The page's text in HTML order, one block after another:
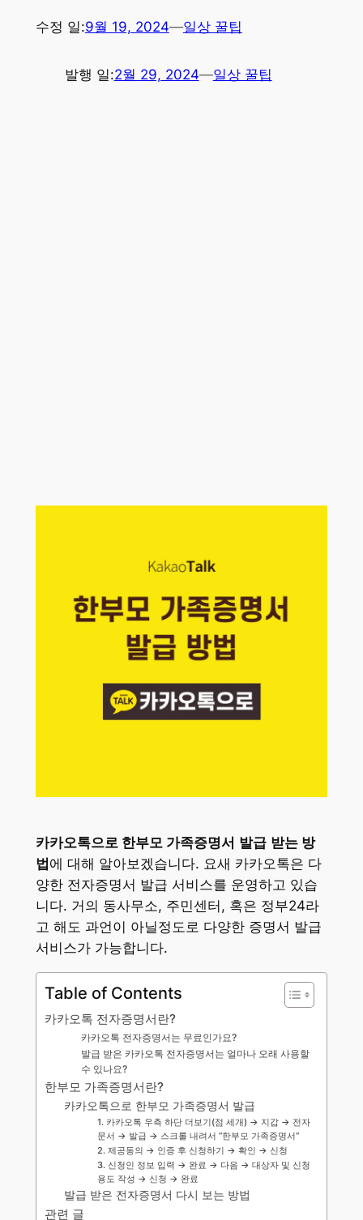
수정 일:9월 19, 2024—일상 꿀팁
발행 일:2월 29, 2024—일상 꿀팁
카카오톡으로 한부모 가족증명서 발급 받는 방
법 에 대해 알아보겠습니다. 요새 카카오톡은 다
양한 전자증명서 발급 서비스를 운영하고 있습
니다. 거의 동사무소, 주민센터, 혹은 정부24라
고 해도 과언이 아닐정도로 다양한 증명서 발급
서비스가 가능합니다.
Table of Contents
카카오톡 전자증명서란?
카카오톡 전자증명서는 무료인가요?
발급 받은 카카오톡 전자증명서는 얼마나 오래 사용할
수 있나요?
한부모 가족증명서란?
카카오톡으로 한부모 가족증명서 발급
1. 카카오톡 우측 하단 더보기(점 세개) → 지갑 → 전자
문서 → 발급 → 스크롤 내려서 “한부모 가족증명서“
2. 제공동의 → 인증 후 신청하기 → 확인 → 신청
3. 신청인 정보 입력 → 완료 → 다음 → 대상자 및 신청
용도 작성 → 신청 → 완료
발급 받은 전자증명서 다시 보는 방법
관련 글